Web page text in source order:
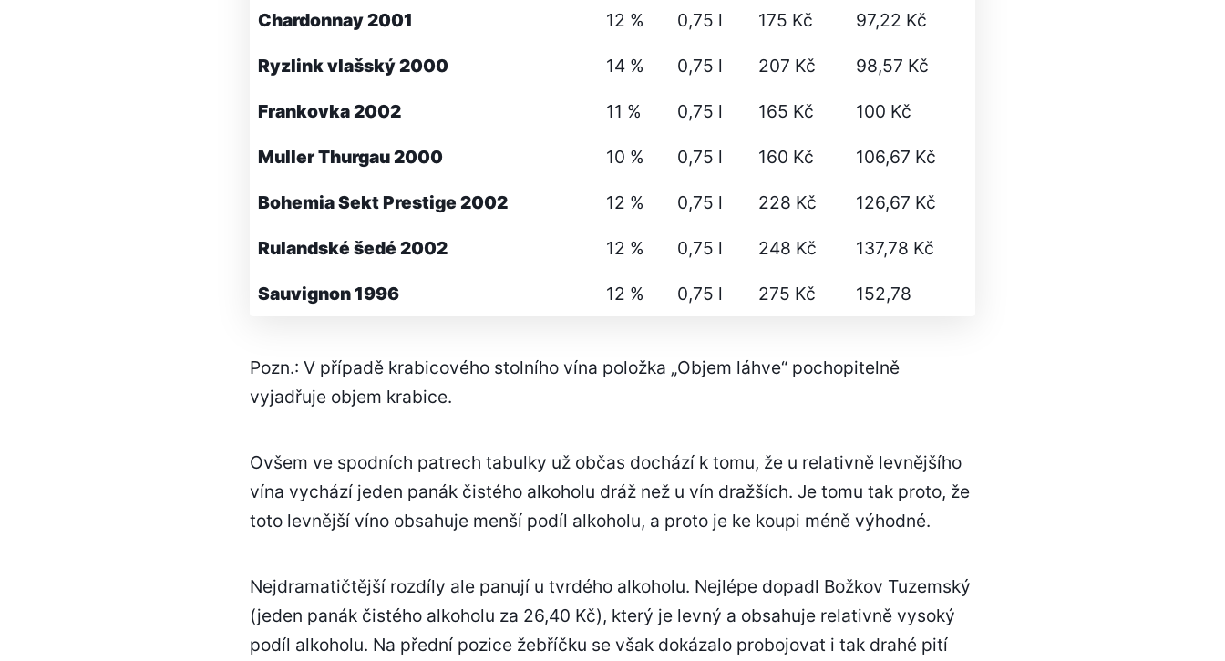
Chardonnay 2001 12 % 0,75 l 175 Kč 97,22 Kč
Ryzlink vlašský 2000 14 % 0,75 l 207 Kč 98,57 Kč
Frankovka 2002 11 % 0,75 l 165 Kč 100 Kč
Muller Thurgau 2000 10 % 0,75 l 160 Kč 106,67 Kč
Bohemia Sekt Prestige 2002 12 % 0,75 l 228 Kč 126,67 Kč
Rulandské šedé 2002 12 % 0,75 l 248 Kč 137,78 Kč
Sauvignon 1996 12 % 0,75 l 275 Kč 152,78
Pozn.: V případě krabicového stolního vína položka „Objem láhve“ pochopitelně
vyjadřuje objem krabice.
Ovšem ve spodních patrech tabulky už občas dochází k tomu, že u relativně levnějšího
vína vychází jeden panák čistého alkoholu dráž než u vín dražších. Je tomu tak proto, že
toto levnější víno obsahuje menší podíl alkoholu, a proto je ke koupi méně výhodné.
Nejdramatičtější rozdíly ale panují u tvrdého alkoholu. Nejlépe dopadl Božkov Tuzemský
(jeden panák čistého alkoholu za 26,40 Kč), který je levný a obsahuje relativně vysoký
podíl alkoholu. Na přední pozice žebříčku se však dokázalo probojovat i tak drahé pití